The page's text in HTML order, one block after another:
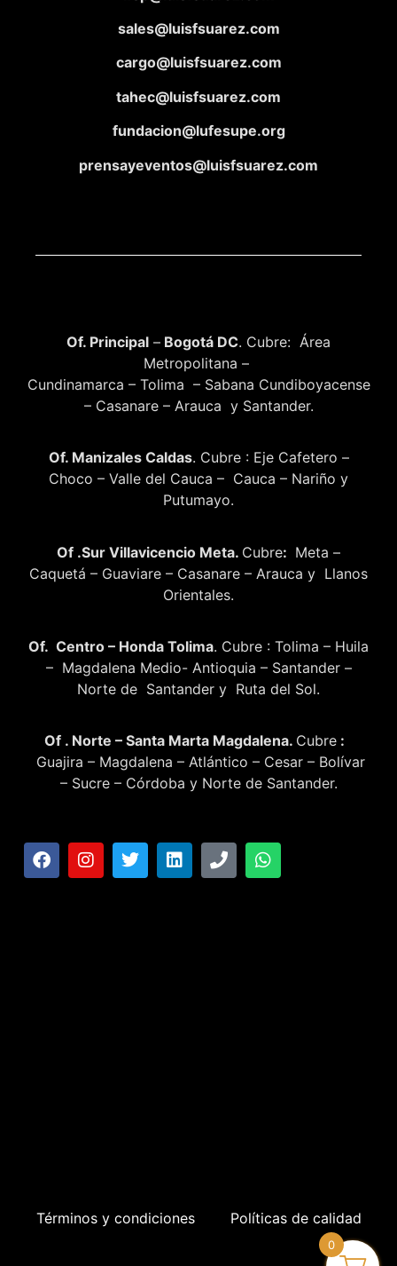
sales@luisfsuarez.com
cargo@luisfsuarez.com
tahec@luisfsuarez.com
fundacion@lufesupe.org
prensayeventos@luisfsuarez.com
Of. Principal – Bogotá DC. Cubre: Área
Metropolitana –
Cundinamarca – Tolima – Sabana Cundiboyacense
– Casanare – Arauca y Santander.
Of. Manizales Caldas. Cubre : Eje Cafetero –
Choco – Valle del Cauca – Cauca – Nariño y
Putumayo.
Of .Sur Villavicencio Meta. Cubre: Meta –
Caquetá – Guaviare – Casanare – Arauca y Llanos
Orientales.
Of. Centro – Honda Tolima. Cubre : Tolima – Huila
– Magdalena Medio- Antioquia – Santander –
Norte de Santander y Ruta del Sol.
Of . Norte – Santa Marta Magdalena. Cubre :
Guajira – Magdalena – Atlántico – Cesar – Bolívar
– Sucre – Córdoba y Norte de Santander.
Términos y condiciones Políticas de calidad
0